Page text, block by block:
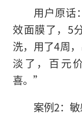
用户原话
效面膜了，5
洗，用了4周
淡了，百元
喜。”
案例2：